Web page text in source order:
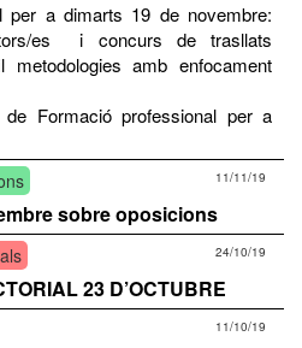
per a dimarts 19 de novembre:
es i concurs de trasllats
amb enfocament
Formació professional per a
11/11/19
sobre oposicions
24/10/19
23 D’OCTUBRE
11/10/19